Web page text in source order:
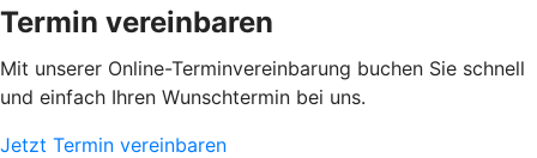
Termin vereinbaren
Mit unserer Online-Terminvereinbarung buchen Sie schnell
und einfach Ihren Wunschtermin bei uns.
Jetzt Termin vereinbaren